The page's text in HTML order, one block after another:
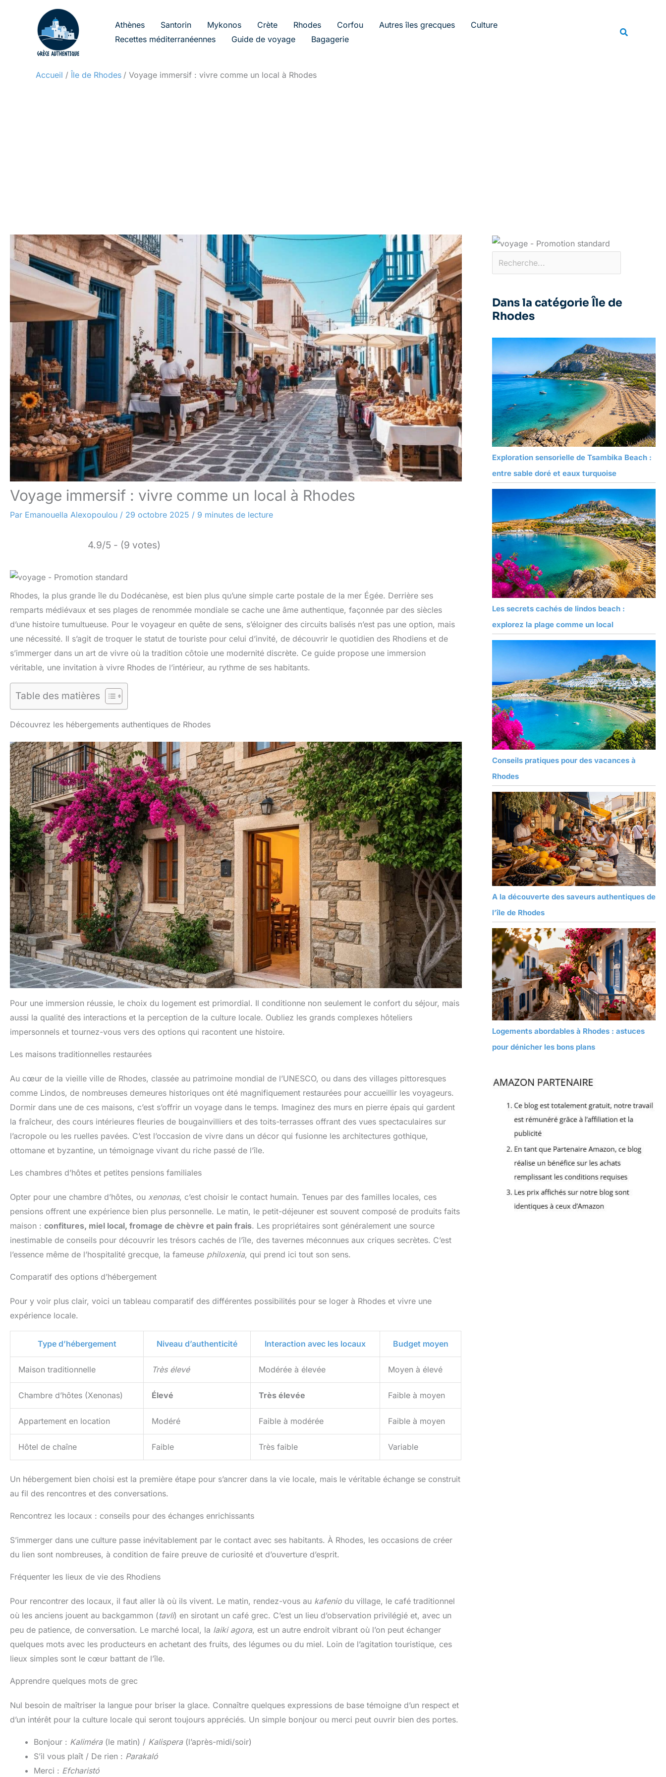
Athènes Santorin Mykonos Crète Rhodes Corfou Autres îles grecques
Culture
Recettes méditerranéennes
Guide de voyage Bagagerie
Accueil Île de Rhodes Voyage immersif : vivre comme un local à Rhodes
Voyage immersif : vivre comme un local à Rhodes
Par Emanouella Alexopoulou / 29 octobre 2025 / 9 minutes de lecture
4.9/5 - (9 votes)
Rhodes, la plus grande île du Dodécanèse, est bien plus qu’une simple carte postale de la mer Égée. Derrière ses
remparts médiévaux et ses plages de renommée mondiale se cache une âme authentique, façonnée par des siècles
d’une histoire tumultueuse. Pour le voyageur en quête de sens, s’éloigner des circuits balisés n’est pas une option, mais
une nécessité. Il s’agit de troquer le statut de touriste pour celui d’invité, de découvrir le quotidien des Rhodiens et de
s’immerger dans un art de vivre où la tradition côtoie une modernité discrète. Ce guide propose une immersion
véritable, une invitation à vivre Rhodes de l’intérieur, au rythme de ses habitants.
Table des matières
Découvrez les hébergements authentiques de Rhodes
Pour une immersion réussie, le choix du logement est primordial. Il conditionne non seulement le confort du séjour, mais
aussi la qualité des interactions et la perception de la culture locale. Oubliez les grands complexes hôteliers
impersonnels et tournez-vous vers des options qui racontent une histoire.
Les maisons traditionnelles restaurées
Au cœur de la vieille ville de Rhodes, classée au patrimoine mondial de l’UNESCO, ou dans des villages pittoresques
comme Lindos, de nombreuses demeures historiques ont été magnifiquement restaurées pour accueillir les voyageurs.
Dormir dans une de ces maisons, c’est s’offrir un voyage dans le temps. Imaginez des murs en pierre épais qui gardent
la fraîcheur, des cours intérieures fleuries de bougainvilliers et des toits-terrasses offrant des vues spectaculaires sur
l’acropole ou les ruelles pavées. C’est l’occasion de vivre dans un décor qui fusionne les architectures gothique,
ottomane et byzantine, un témoignage vivant du riche passé de l’île.
Les chambres d’hôtes et petites pensions familiales
Opter pour une chambre d’hôtes, ou xenonas, c’est choisir le contact humain. Tenues par des familles locales, ces
pensions offrent une expérience bien plus personnelle. Le matin, le petit-déjeuner est souvent composé de produits faits
maison : confitures, miel local, fromage de chèvre et pain frais. Les propriétaires sont généralement une source
inestimable de conseils pour découvrir les trésors cachés de l’île, des tavernes méconnues aux criques secrètes. C’est
l’essence même de l’hospitalité grecque, la fameuse philoxenia, qui prend ici tout son sens.
Comparatif des options d’hébergement
Pour y voir plus clair, voici un tableau comparatif des différentes possibilités pour se loger à Rhodes et vivre une
expérience locale.
Type d’hébergement Niveau d’authenticité Interaction avec les locaux Budget moyen
Maison traditionnelle Très élevé Modérée à élevée Moyen à élevé
Chambre d’hôtes (Xenonas) Élevé Très élevée Faible à moyen
Appartement en location Modéré Faible à modérée Faible à moyen
Hôtel de chaîne Faible Très faible Variable
Un hébergement bien choisi est la première étape pour s’ancrer dans la vie locale, mais le véritable échange se construit
au fil des rencontres et des conversations.
Rencontrez les locaux : conseils pour des échanges enrichissants
S’immerger dans une culture passe inévitablement par le contact avec ses habitants. À Rhodes, les occasions de créer
du lien sont nombreuses, à condition de faire preuve de curiosité et d’ouverture d’esprit.
Fréquenter les lieux de vie des Rhodiens
Pour rencontrer des locaux, il faut aller là où ils vivent. Le matin, rendez-vous au kafenio du village, le café traditionnel
où les anciens jouent au backgammon (tavli) en sirotant un café grec. C’est un lieu d’observation privilégié et, avec un
peu de patience, de conversation. Le marché local, la laiki agora, est un autre endroit vibrant où l’on peut échanger
quelques mots avec les producteurs en achetant des fruits, des légumes ou du miel. Loin de l’agitation touristique, ces
lieux simples sont le cœur battant de l’île.
Apprendre quelques mots de grec
Nul besoin de maîtriser la langue pour briser la glace. Connaître quelques expressions de base témoigne d’un respect et
d’un intérêt pour la culture locale qui seront toujours appréciés. Un simple bonjour ou merci peut ouvrir bien des portes.
Bonjour : Kaliméra(le matin) / Kalispera(l’après-midi/soir)
S’il vous plaît / De rien : Parakaló
Merci : Efcharistó
Dans la catégorie Île de
Rhodes
Exploration sensorielle de Tsambika Beach :
entre sable doré et eaux turquoise
Les secrets cachés de lindos beach :
explorez la plage comme un local
Conseils pratiques pour des vacances à
Rhodes
A la découverte des saveurs authentiques de
l’île de Rhodes
Logements abordables à Rhodes : astuces
pour dénicher les bons plans